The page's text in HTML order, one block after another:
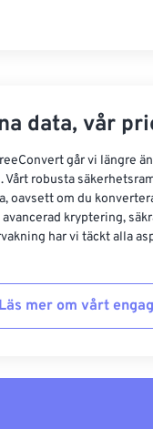
data, vår
går vi längre
Vårt robusta
oavsett om du
avancerad kryptering,
har vi täckt alla
Läs mer om vårt